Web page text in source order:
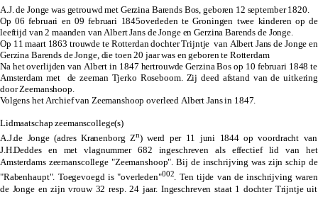
A.J. de Jonge was getrouwd met Gerzina Barends Bos, geboren 12 september 1820.
Op 06 februari en 09 februari 1845overleden te Groningen twee kinderen op de
leeftijd van 2 maanden van Albert Jans de Jonge en Gerzina Barends de Jonge.
Op 11 maart 1863 trouwde te Rotterdan dochter Trijntje van Albert Jans de Jonge en
Gerzina Barends de Jonge, die toen 20 jaar was en geboren te Rotterdam
Na het overlijden van Albert in 1847 hertrouwde Gerzina Bos op 10 februari 1848 te
Amsterdam met de zeeman Tjerko Roseboom. Zij deed afstand van de uitkering
door Zeemanshoop.
Volgens het Archief van Zeemanshoop overleed Albert Jans in 1847.
Lidmaatschap zeemanscollege(s)
A.J.de Jonge (adres Kranenborg Zn) werd per 11 juni 1844 op voordracht van
J.H.Deddes en met vlagnummer 682 ingeschreven als effectief lid van het
Amsterdams zeemanscollege "Zeemanshoop". Bij de inschrijving was zijn schip de
"Rabenhaupt". Toegevoegd is "overleden"002. Ten tijde van de inschrijving waren
de Jonge en zijn vrouw 32 resp. 24 jaar. Ingeschreven staat 1 dochter Trijntje uit